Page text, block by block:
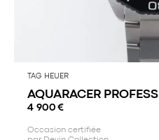
TAG HEUER
AQUARACER
4 900 €
Occasion certifiée